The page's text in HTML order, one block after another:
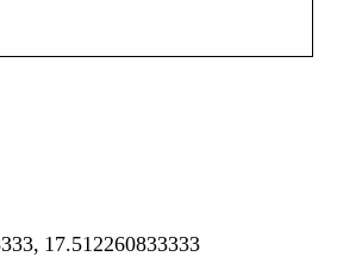
17.512260833333